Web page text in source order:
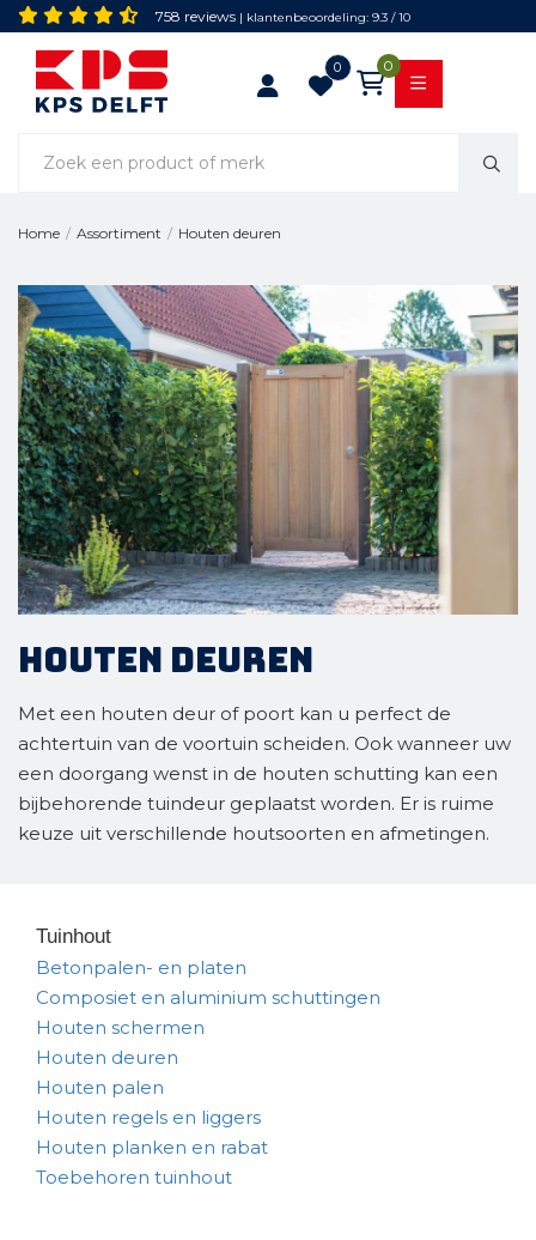
758 reviews | klantenbeoordeling: 9.3 / 10
0 0
Home / Assortiment / Houten deuren
Houten deuren
Met een houten deur of poort kan u perfect de
achtertuin van de voortuin scheiden. Ook wanneer uw
een doorgang wenst in de houten schutting kan een
bijbehorende tuindeur geplaatst worden. Er is ruime
keuze uit verschillende houtsoorten en afmetingen.
Tuinhout
Betonpalen- en platen
Composiet en aluminium schuttingen
Houten schermen
Houten deuren
Houten palen
Houten regels en liggers
Houten planken en rabat
Toebehoren tuinhout